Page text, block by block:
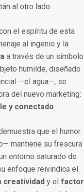
al otro lado.
el espíritu de esta
al ingenio y la
a través de un símbolo
humilde, diseñado
—el agua—, se
del nuevo marketing:
y conectado.
que el humor
mantiene su frescura
entorno saturado de
enfoque reivindica el
creatividad y el factor